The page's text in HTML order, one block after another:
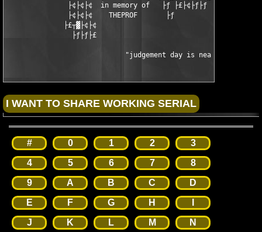
├¢├¢├¢  in memory of   ├ƒ ├£├¢├ƒ├ƒ  ├£├ƒ
├¢├¢├¢    THEPROF       ├ƒ                  FX/
              ├£┬▓├¢├¢
                ├ƒ├ƒ├£
                             "judgement day is near..."
# 0 1 2
3
4
5 6 7
8
9
A B C
D
E
F G H
J
K L M N